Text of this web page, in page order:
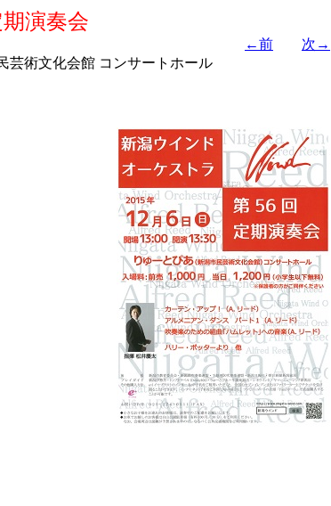
演奏会
←前
次→
術文化会館 コンサートホール